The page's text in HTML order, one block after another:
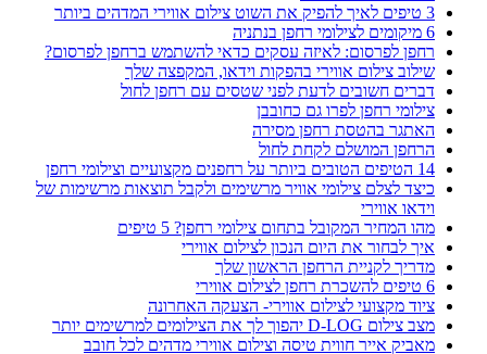
3 טיפים לאיך להפיק את השוט צילום אווירי המדהים ביותר
6 מיקומים לצילומי רחפן בנתניה
רחפן לפרסום: לאיזה עסקים כדאי להשתמש ברחפן לפרסום?
שילוב צילום אווירי בהפקות וידאו, המקפצה שלך
דברים חשובים לדעת לפני שטסים עם רחפן לחול
צילומי רחפן לפרו גם כחובבן
האתגר בהטסת רחפן מסירה
הרחפן המושלם לקחת לחול
14 הטיפים הטובים ביותר על רחפנים מקצועיים וצילומי רחפן
כיצד לצלם צילומי אוויר מרשימים ולקבל תוצאות מרשימות של
וידאו אווירי
מהו המחיר המקובל בתחום צילומי רחפן? 5 טיפים
איך לבחור את היום הנכון לצילום אווירי
מדריך לקניית הרחפן הראשון שלך
6 טיפים להשכרת רחפן לצילום אווירי
ציוד מקצועי לצילום אווירי- הצעקה האחרונה
מצב צילום D-LOG יהפוך לך את הצילומים למרשימים יותר
מאביק אייר חווית טיסה וצילום אווירי מדהים לכל חובב